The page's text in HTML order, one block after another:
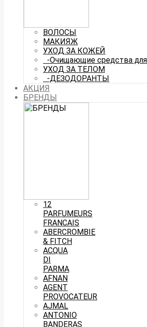
ВОЛОСЫ
МАКИЯЖ
УХОД ЗА КОЖЕЙ
-Очищающие средства
УХОД ЗА ТЕЛОМ
-ДЕЗОДОРАНТЫ
АКЦИЯ
БРЕНДЫ
12
PARFUMEURS
FRANCAIS
ABERCROMBIE
& FITCH
ACQUA
DI
PARMA
AFNAN
AGENT
PROVOCATEUR
AJMAL
ANTONIO
BANDERAS